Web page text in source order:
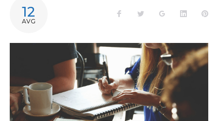
12
AVG
FacebookTwitter Google+LinkedIn